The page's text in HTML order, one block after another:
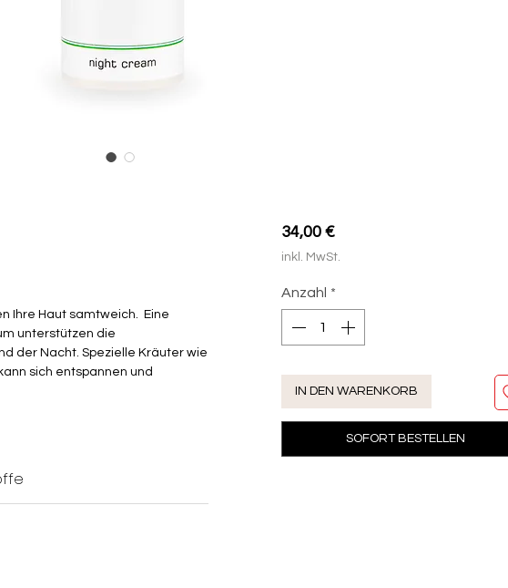
Ihre Haut samtweich. Eine
unterstützen die
der Nacht. Spezielle Kräuter wie
sich entspannen und
34,00 €Preis
inkl. MwSt.
Anzahl *
IN DEN WARENKORB
SOFORT BESTELLEN